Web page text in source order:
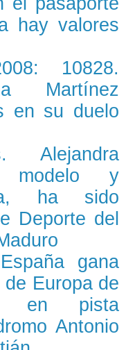
hay valores
10828.
Martínez
en su duelo
Alejandra
modelo y
ha sido
Deporte del
gana
Europa de
en pista
Antonio